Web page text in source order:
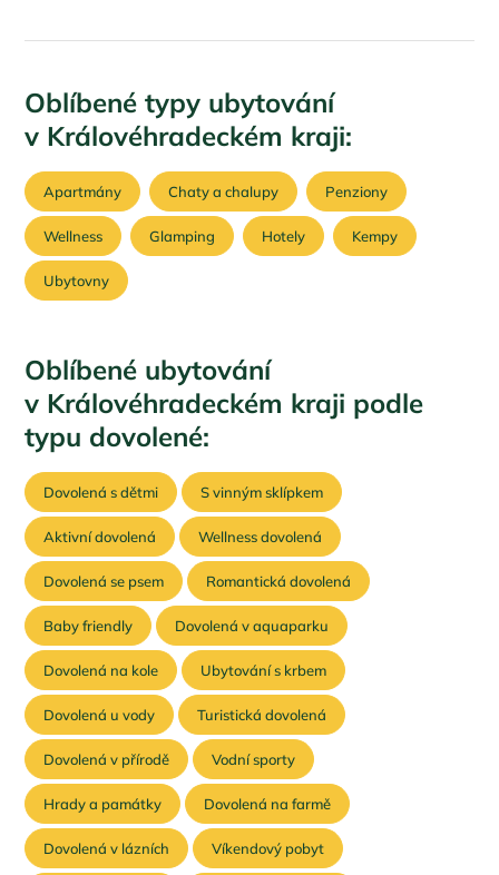
Oblíbené typy ubytování
v Královéhradeckém kraji:
Apartmány Chaty a chalupy Penziony
Wellness Glamping Hotely Kempy
Ubytovny
Oblíbené ubytování
v Královéhradeckém kraji podle
typu dovolené:
Dovolená s dětmi S vinným sklípkem
Aktivní dovolená Wellness dovolená
Dovolená se psem Romantická dovolená
Baby friendly Dovolená v aquaparku
Dovolená na kole Ubytování s krbem
Dovolená u vody Turistická dovolená
Dovolená v přírodě Vodní sporty
Hrady a památky Dovolená na farmě
Dovolená v lázních Víkendový pobyt